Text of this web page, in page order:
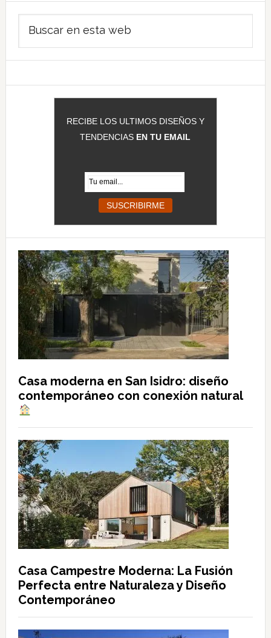
Barra
lateral
principal
RECIBE LOS ULTIMOS DISEÑOS Y
TENDENCIAS EN TU EMAIL
Casa moderna en San Isidro: diseño
contemporáneo con conexión natural
Casa Campestre Moderna: La Fusión
Perfecta entre Naturaleza y Diseño
Contemporáneo